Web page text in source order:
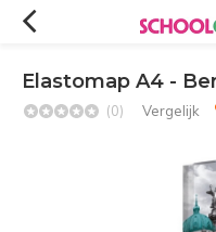
Elastomap A4 -
(0) Vergelijk